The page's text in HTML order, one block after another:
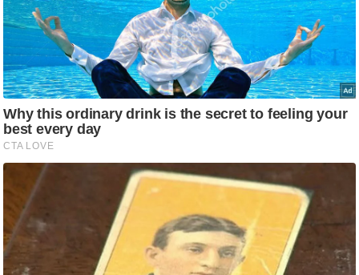
s
ला
इ
फ
स्टा
इ
ल
टे
क्नॉ
लॉ
जी
टी